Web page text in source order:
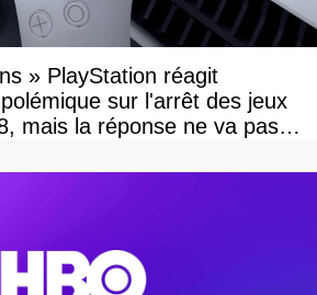
» PlayStation réagit
sur l'arrêt des jeux
mais la réponse ne va pas